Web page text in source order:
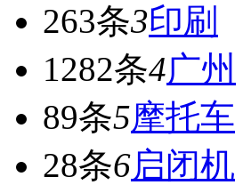
263条3印刷
1282条4广州
89条5摩托车
28条6启闭机